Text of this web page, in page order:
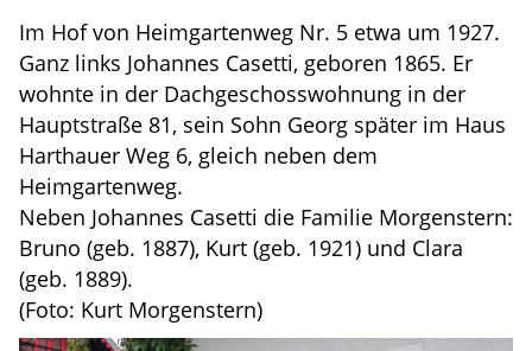
Im Hof von Heimgartenweg Nr. 5 etwa um 1927.
Ganz links Johannes Casetti, geboren 1865. Er
wohnte in der Dachgeschosswohnung in der
Hauptstraße 81, sein Sohn Georg später im Haus
Harthauer Weg 6, gleich neben dem
Heimgartenweg.
Neben Johannes Casetti die Familie Morgenstern:
Bruno (geb. 1887), Kurt (geb. 1921) und Clara
(geb. 1889).
(Foto: Kurt Morgenstern)